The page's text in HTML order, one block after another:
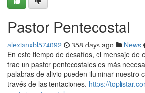
Pastor Pentecostal
alexianxbl574092 358 days ago News
En este tiempo de desafíos, el mensaje de
trae un pastor pentecostales es más
palabras de alivio pueden iluminar nuestro
través de las tentaciones. https://